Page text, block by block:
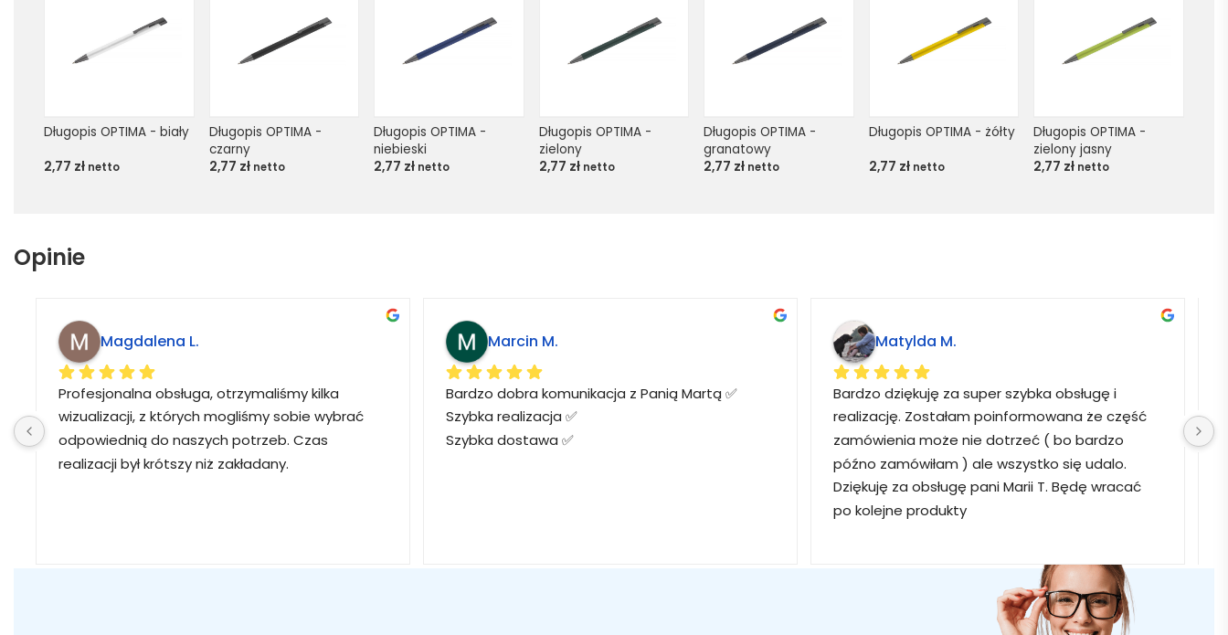
Długopis OPTIMA - biały
2,77 zł netto
Długopis OPTIMA -
czarny
2,77 zł netto
Długopis OPTIMA -
niebieski
2,77 zł netto
Długopis OPTIMA -
zielony
2,77 zł netto
Długopis OPTIMA -
granatowy
2,77 zł netto
Długopis OPTIMA - żółty
2,77 zł netto
Długopis OPTIMA -
zielony jasny
2,77 zł netto
Opinie
Magdalena L.
Profesjonalna obsługa, otrzymaliśmy kilka
wizualizacji, z których mogliśmy sobie wybrać
odpowiednią do naszych potrzeb. Czas
realizacji był krótszy niż zakładany.
Marcin M.
Bardzo dobra komunikacja z Panią Martą ✅
Szybka realizacja ✅
Szybka dostawa ✅
Matylda M.
Bardzo dziękuję za super szybka obsługę i
realizację. Zostałam poinformowana że część
zamówienia może nie dotrzeć ( bo bardzo
późno zamówiłam ) ale wszystko się udalo.
Dziękuję za obsługę pani Marii T. Będę wracać
po kolejne produkty